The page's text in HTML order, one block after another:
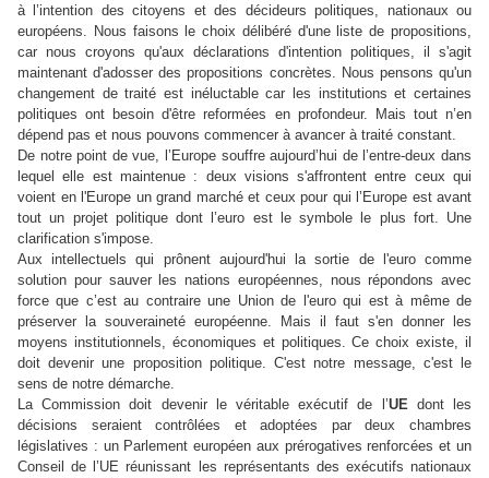
à l’intention des citoyens et des décideurs politiques, nationaux ou
européens. Nous faisons le choix délibéré d'une liste de propositions,
car nous croyons qu'aux déclarations d'intention politiques, il s'agit
maintenant d'adosser des propositions concrètes. Nous pensons qu'un
changement de traité est inéluctable car les institutions et certaines
politiques ont besoin d'être reformées en profondeur. Mais tout n’en
dépend pas et nous pouvons commencer à avancer à traité constant.
De notre point de vue, l’Europe souffre aujourd’hui de l’entre-deux dans
lequel elle est maintenue : deux visions s'affrontent entre ceux qui
voient en l'Europe un grand marché et ceux pour qui l’Europe est avant
tout un projet politique dont l’euro est le symbole le plus fort. Une
clarification s'impose.
Aux intellectuels qui prônent aujourd'hui la sortie de l'euro comme
solution pour sauver les nations européennes, nous répondons avec
force que c’est au contraire une Union de l'euro qui est à même de
préserver la souveraineté européenne. Mais il faut s'en donner les
moyens institutionnels, économiques et politiques. Ce choix existe, il
doit devenir une proposition politique. C'est notre message, c'est le
sens de notre démarche.
La Commission doit devenir le véritable exécutif de l’UEdont les
décisions seraient contrôlées et adoptées par deux chambres
législatives : un Parlement européen aux prérogatives renforcées et un
Conseil de l’UE réunissant les représentants des exécutifs nationaux